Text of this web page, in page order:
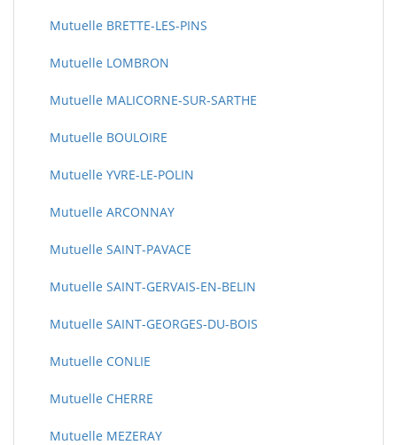
Mutuelle BRETTE-LES-PINS
Mutuelle LOMBRON
Mutuelle MALICORNE-SUR-SARTHE
Mutuelle BOULOIRE
Mutuelle YVRE-LE-POLIN
Mutuelle ARCONNAY
Mutuelle SAINT-PAVACE
Mutuelle SAINT-GERVAIS-EN-BELIN
Mutuelle SAINT-GEORGES-DU-BOIS
Mutuelle CONLIE
Mutuelle CHERRE
Mutuelle MEZERAY